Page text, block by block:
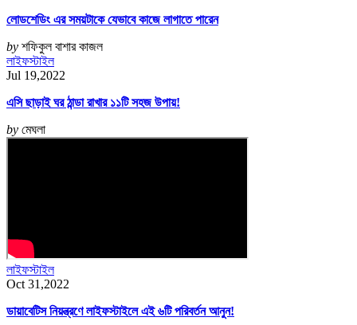
লোডশেডিং এর সময়টাকে যেভাবে কাজে লাগাতে পারেন
by শফিকুল বাশার কাজল
লাইফস্টাইল
Jul 19,2022
এসি ছাড়াই ঘর ঠান্ডা রাখার ১১টি সহজ উপায়!
by মেঘলা
লাইফস্টাইল
Oct 31,2022
ডায়াবেটিস নিয়ন্ত্রণে লাইফস্টাইলে এই ৬টি পরিবর্তন আনুন!